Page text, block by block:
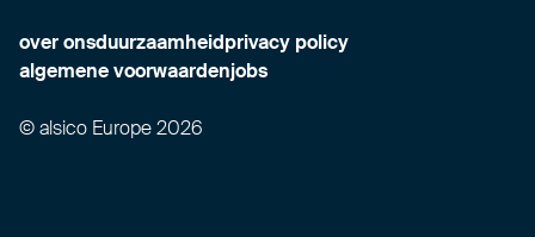
over onsduurzaamheidprivacy policy
algemene voorwaardenjobs
© alsico Europe 2026